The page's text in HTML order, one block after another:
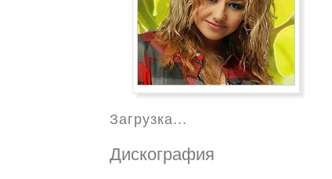
Загрузка...
Дискография